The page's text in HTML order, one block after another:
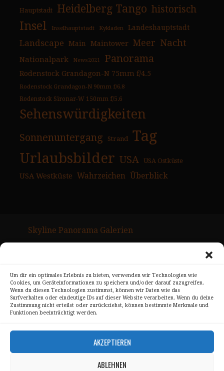
Um dir ein optimales Erlebnis zu bieten, verwenden wir Technologien wie
Cookies, um Geräteinformationen zu speichern und/oder darauf zuzugreifen.
Wenn du diesen Technologien zustimmst, können wir Daten wie das
Surfverhalten oder eindeutige IDs auf dieser Website verarbeiten. Wenn du deine
Zustimmung nicht erteilst oder zurückziehst, können bestimmte Merkmale und
Funktionen beeinträchtigt werden.
AKZEPTIEREN
ABLEHNEN
Hauptstadt Heidelberg Tango historisch
Insel Inselhauptstadt Kykladen Landeshauptstadt
Landscape Main Maintower Meer Nacht
Nationalpark News2021 Panorama
Rodenstock Grandagon-N 75mm f/4.5
Rodenstock Grandagon-N 90mm f/6.8
Rodenstock Sironar-W 150mm f/5.6
Sehenswürdigkeiten
Sonnenuntergang Strand Tag
Urlaubsbilder USA USA Ostküste
USA Westküste Wahrzeichen Überblick
Skyline Panorama Galerien
Sitemap Page
Kontakt
Alle Bilder unterliegen dem Urheberrecht von
All pictures © 2008 – 2026 by